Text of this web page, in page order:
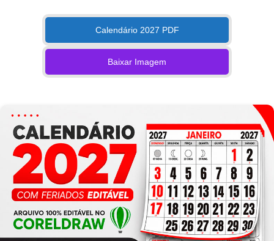
Calendário 2027 PDF
Baixar Imagem